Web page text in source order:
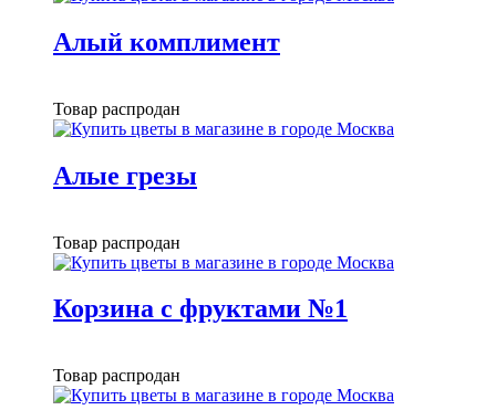
Алый комплимент
Товар распродан
Алые грезы
Товар распродан
Корзина с фруктами №1
Товар распродан